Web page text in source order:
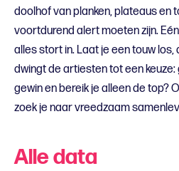
doolhof van planken, plateaus en
voortdurend alert moeten zijn.
alles stort in. Laat je een touw los,
dwingt de artiesten tot een
gewin en bereik je alleen de top?
zoek je naar vreedzaam
Alle data